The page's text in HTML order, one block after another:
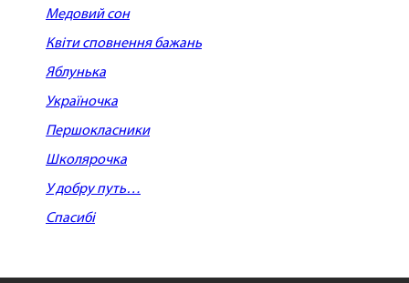
Медовий сон
Квіти сповнення бажань
Яблунька
Україночка
Першокласники
Школярочка
У добру путь…
Спасибі